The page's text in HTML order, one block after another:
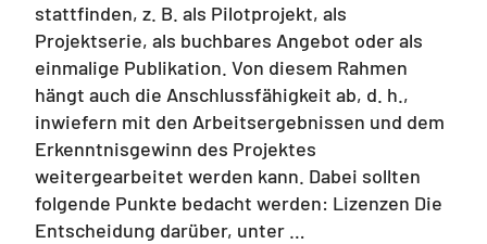
stattfinden, z. B. als Pilotprojekt, als
Projektserie, als buchbares Angebot oder als
einmalige Publikation. Von diesem Rahmen
hängt auch die Anschlussfähigkeit ab, d. h.,
inwiefern mit den Arbeitsergebnissen und dem
Erkenntnisgewinn des Projektes
weitergearbeitet werden kann. Dabei sollten
folgende Punkte bedacht werden: Lizenzen Die
Entscheidung darüber, unter …